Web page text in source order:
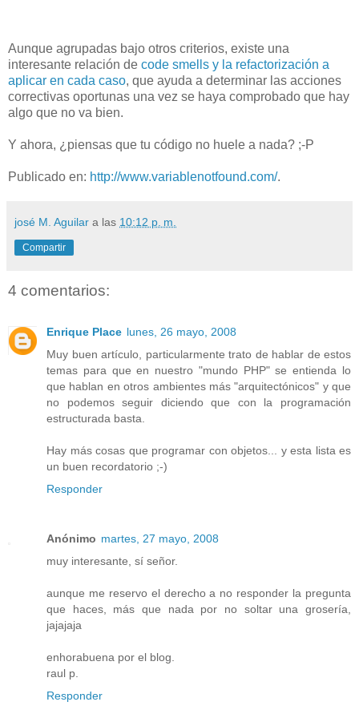
Aunque agrupadas bajo otros criterios, existe una
interesante relación de code smells y la refactorización a
aplicar en cada caso, que ayuda a determinar las acciones
correctivas oportunas una vez se haya comprobado que hay
algo que no va bien.
Y ahora, ¿piensas que tu código no huele a nada? ;-P
Publicado en: http://www.variablenotfound.com/.
josé M. Aguilar a las 10:12 p. m.
Compartir
4 comentarios:
Enrique Place lunes, 26 mayo, 2008
Muy buen artículo, particularmente trato de hablar de estos
temas para que en nuestro "mundo PHP" se entienda lo
que hablan en otros ambientes más "arquitectónicos" y que
no podemos seguir diciendo que con la programación
estructurada basta.
Hay más cosas que programar con objetos... y esta lista es
un buen recordatorio ;-)
Responder
Anónimo martes, 27 mayo, 2008
muy interesante, sí señor.
aunque me reservo el derecho a no responder la pregunta
que haces, más que nada por no soltar una grosería,
jajajaja
enhorabuena por el blog.
raul p.
Responder